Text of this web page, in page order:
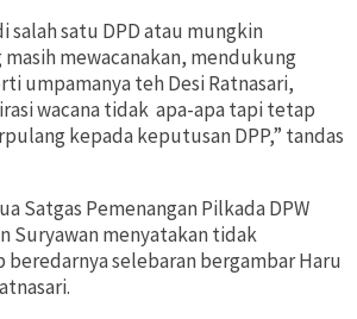
salah satu DPD atau mungkin
masih mewacanakan, mendukung
umpamanya teh Desi Ratnasari,
wacana tidak apa-apa tapi tetap
kepada keputusan DPP,” tandas
Satgas Pemenangan Pilkada DPW
Suryawan menyatakan tidak
selebaran bergambar Haru